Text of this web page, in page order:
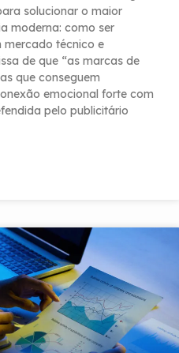
solucionar o maior
moderna: como ser
mercado técnico e
de que “as marcas de
que conseguem
emocional forte com
pelo publicitário